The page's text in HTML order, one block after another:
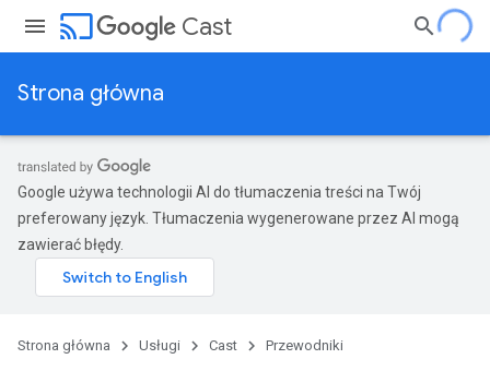
cast Cast
Strona główna
Google używa technologii AI do tłumaczenia treści na Twój
preferowany język. Tłumaczenia wygenerowane przez AI mogą
zawierać błędy.
Strona główna Usługi Cast Przewodniki